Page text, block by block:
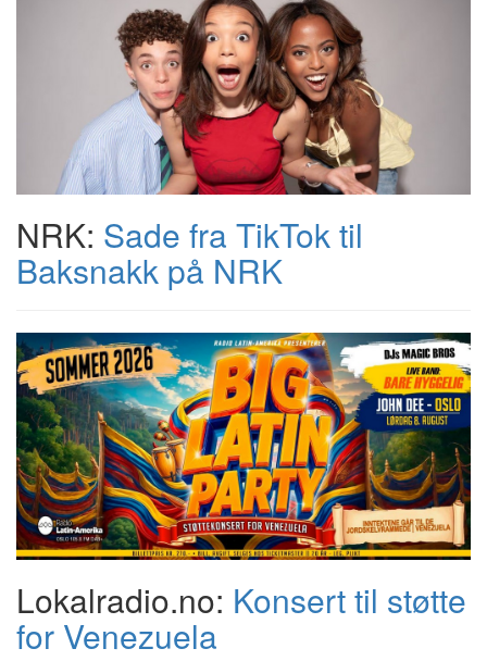
NRK: Sade fra TikTok til
Baksnakk på NRK
Lokalradio.no: Konsert til støtte
for Venezuela